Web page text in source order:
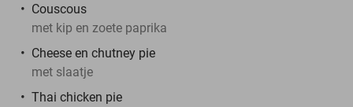
Couscous
met kip en zoete paprika
Cheese en chutney pie
met slaatje
Thai chicken pie